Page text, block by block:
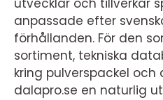
utvecklar och tillverkar
anpassade efter
förhållanden. För den
sortiment, tekniska
kring pulverspackel
dalapro.se en naturlig